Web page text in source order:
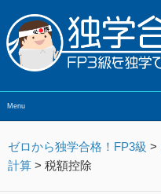
Menu
ゼロから独学合格！FP3級 >
計算 > 税額控除